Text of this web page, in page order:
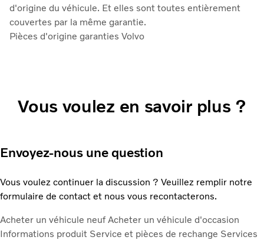
d'origine du véhicule. Et elles sont toutes entièrement
couvertes par la même garantie.
Pièces d'origine garanties Volvo
Vous voulez en savoir plus ?
Envoyez-nous une question
Vous voulez continuer la discussion ? Veuillez remplir notre
formulaire de contact et nous vous recontacterons.
Acheter un véhicule neufAcheter un véhicule d'occasion
Informations produit Service et pièces de rechange Services